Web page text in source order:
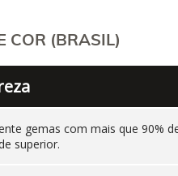
COR (BRASIL)
gemas com mais que 90%
superior.